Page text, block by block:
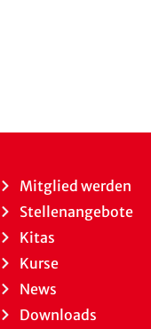
Mitglied werden
Stellenangebote
Kitas
Kurse
News
Downloads